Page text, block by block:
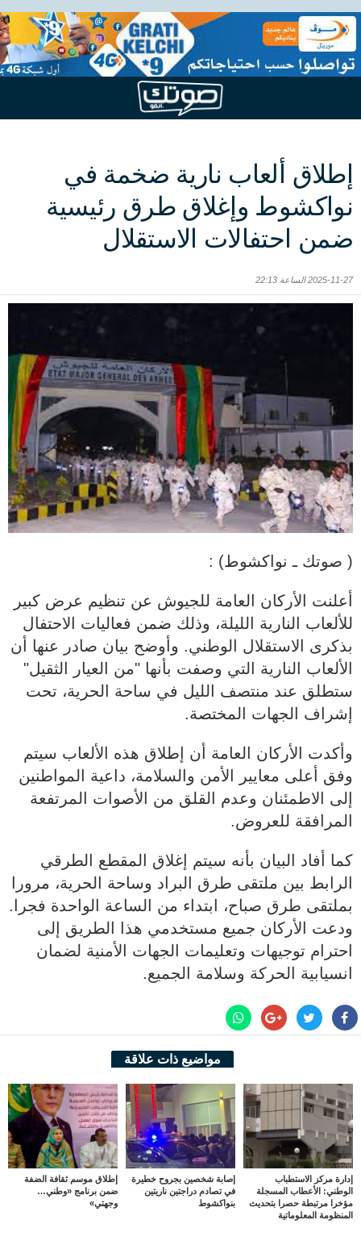
إطلاق ألعاب نارية ضخمة في
نواكشوط وإغلاق طرق رئيسية
ضمن احتفالات الاستقلال
2025-11-27 الساعة 22:13
( صوتك ـ نواكشوط) :
أعلنت الأركان العامة للجيوش عن تنظيم عرض كبير
للألعاب النارية الليلة، وذلك ضمن فعاليات الاحتفال
بذكرى الاستقلال الوطني. وأوضح بيان صادر عنها أن
الألعاب النارية التي وصفت بأنها "من العيار الثقيل"
ستطلق عند منتصف الليل في ساحة الحرية، تحت
إشراف الجهات المختصة.
وأكدت الأركان العامة أن إطلاق هذه الألعاب سيتم
وفق أعلى معايير الأمن والسلامة، داعية المواطنين
إلى الاطمئنان وعدم القلق من الأصوات المرتفعة
المرافقة للعروض.
كما أفاد البيان بأنه سيتم إغلاق المقطع الطرقي
الرابط بين ملتقى طرق البراد وساحة الحرية، مرورا
بملتقى طرق صباح، ابتداء من الساعة الواحدة فجرا.
ودعت الأركان جميع مستخدمي هذا الطريق إلى
احترام توجيهات وتعليمات الجهات الأمنية لضمان
انسيابية الحركة وسلامة الجميع.
مواضيع ذات علاقة
إدارة مركز الاستطباب
الوطني: الأعطاب المسجلة
مؤخرا مرتبطة حصرا بتحديث
المنظومة المعلوماتية
إصابة شخصين بجروح خطيرة
في تصادم دراجتين ناريتين
بنواكشوط
إطلاق موسم ثقافة الضفة
ضمن برنامج «وطني…
وجهتي»